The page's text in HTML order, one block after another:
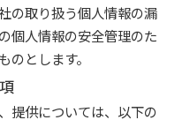
の取り扱う個人情報の漏
個人情報の安全管理のた
とします。
提供については、以下の